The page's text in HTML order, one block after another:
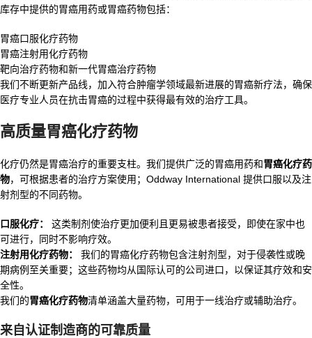
库存中提供的胃癌用药或胃癌药物包括：
胃癌口服化疗药物
胃癌注射用化疗药物
靶向治疗药物和新一代胃癌治疗药物
我们不断更新产品线，加入符合肿瘤学领域最新进展的胃癌新疗法，确保
医疗专业人员在抗击胃癌的过程中获得最有效的治疗工具。
高质量胃癌化疗药物
化疗仍然是胃癌治疗的重要支柱。我们提供广泛的胃癌用药和胃癌化疗药
物，可根据患者的治疗方案使用；Oddway International 提供口服以及注
射剂型的不同药物。
口服化疗：
这类制剂使治疗更加便利且更易被患者接受，即使在家中也
可进行，同时不影响疗效。
注射用化疗药物：
我们的胃癌化疗药物包含注射剂型，对于侵袭性或晚
期病例至关重要；这些药物均从国际认可的公司进口，以保证其疗效和安
全性。
我们的胃癌化疗药物清单涵盖大量药物，可用于一线治疗或辅助治疗。
来自认证制造商的可靠质量